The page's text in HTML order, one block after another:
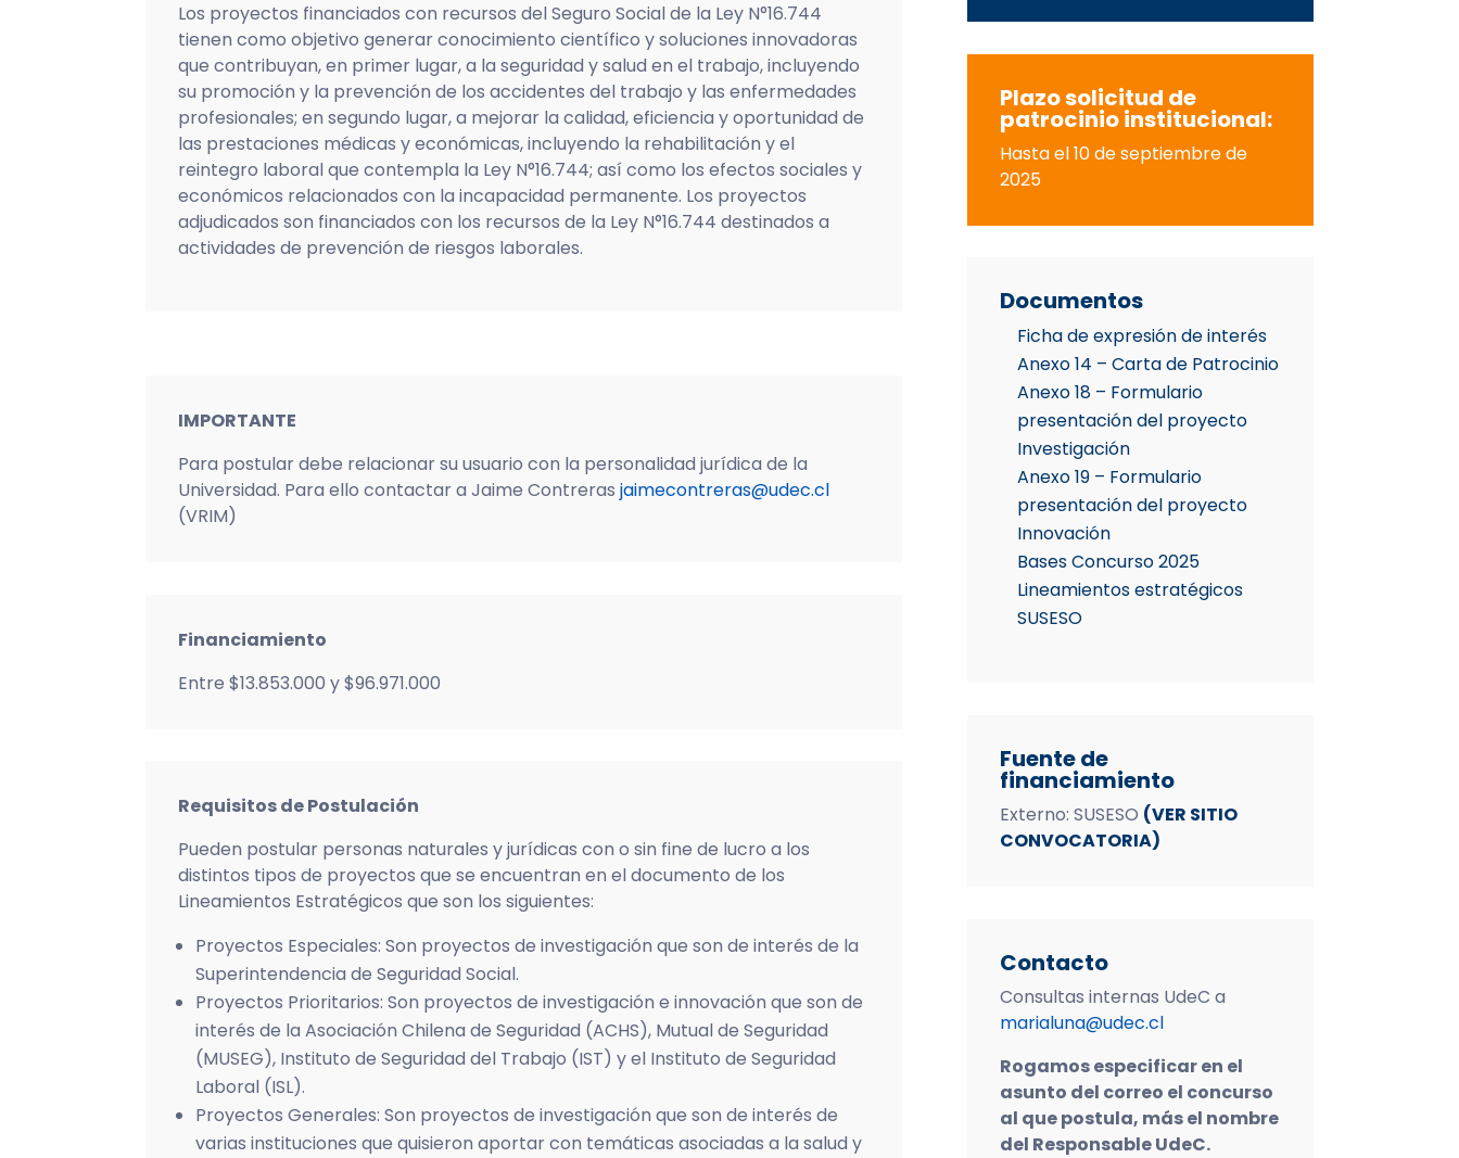
Los proyectos financiados con recursos del Seguro Social de la Ley N°16.744
tienen como objetivo generar conocimiento científico y soluciones innovadoras
que contribuyan, en primer lugar, a la seguridad y salud en el trabajo, incluyendo
su promoción y la prevención de los accidentes del trabajo y las enfermedades
profesionales; en segundo lugar, a mejorar la calidad, eficiencia y oportunidad de
las prestaciones médicas y económicas, incluyendo la rehabilitación y el
reintegro laboral que contempla la Ley N°16.744; así como los efectos sociales y
económicos relacionados con la incapacidad permanente. Los proyectos
adjudicados son financiados con los recursos de la Ley N°16.744 destinados a
actividades de prevención de riesgos laborales.
IMPORTANTE
Para postular debe relacionar su usuario con la personalidad jurídica de la
Universidad. Para ello contactar a Jaime Contrerasjaimecontreras@udec.cl
(VRIM)
Financiamiento
Entre $13.853.000 y $96.971.000
Requisitos de Postulación
Pueden postular personas naturales y jurídicas con o sin fine de lucro a los
distintos tipos de proyectos que se encuentran en el documento de los
Lineamientos Estratégicos que son los siguientes:
Proyectos Especiales: Son proyectos de investigación que son de interés de la
Superintendencia de Seguridad Social.
Proyectos Prioritarios: Son proyectos de investigación e innovación que son de
interés de la Asociación Chilena de Seguridad (ACHS), Mutual de Seguridad
(MUSEG), Instituto de Seguridad del Trabajo (IST) y el Instituto de Seguridad
Laboral (ISL).
Proyectos Generales: Son proyectos de investigación que son de interés de
varias instituciones que quisieron aportar con temáticas asociadas a la salud y
Plazo solicitud de
patrocinio institucional:
Hasta el 10 de septiembre de
2025
Documentos
Ficha de expresión de interés
Anexo 14 – Carta de Patrocinio
Anexo 18 – Formulario
presentación del proyecto
Investigación
Anexo 19 – Formulario
presentación del proyecto
Innovación
Bases Concurso 2025
Lineamientos estratégicos
SUSESO
Fuente de
financiamiento
Externo: SUSESO (VER SITIO
CONVOCATORIA)
Contacto
Consultas internas UdeC a
marialuna@udec.cl
Rogamos especificar en el
asunto del correo el concurso
al que postula, más el nombre
del Responsable UdeC.